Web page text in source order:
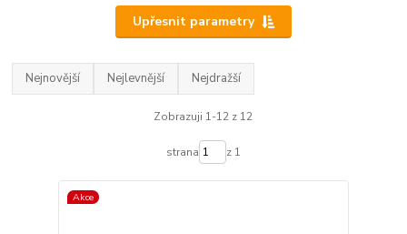
Upřesnit parametry
Nejnovější Nejlevnější Nejdražší
Zobrazuji 1-12 z 12
strana z 1
Akce